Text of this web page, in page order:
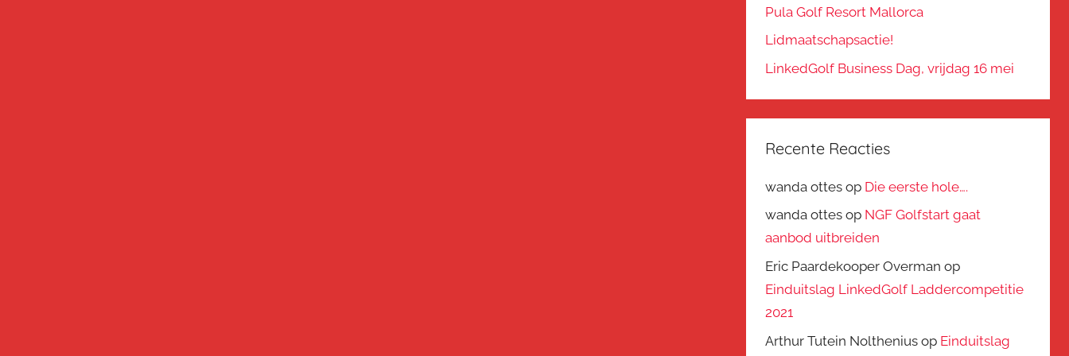
Pula Golf Resort Mallorca
Lidmaatschapsactie!
LinkedGolf Business Dag, vrijdag 16 mei
Recente Reacties
wanda ottes op Die eerste hole….
wanda ottes op NGF Golfstart gaat
aanbod uitbreiden
Eric Paardekooper Overman op
Einduitslag LinkedGolf Laddercompetitie
2021
Arthur Tutein Nolthenius op Einduitslag